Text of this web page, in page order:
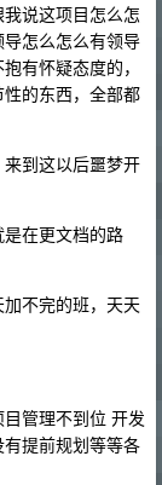
说这项目怎么怎
怎么怎么有领导
有怀疑态度的，
的东西，全部都
到这以后噩梦开
在更文档的路
不完的班，天天
管理不到位 开发
提前规划等等各